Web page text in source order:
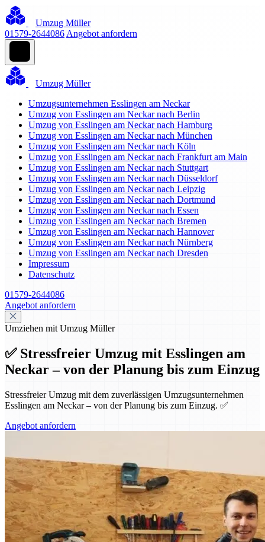
Umzug Müller
01579-2644086 Angebot anfordern
Umzug Müller
Umzugsunternehmen Esslingen am Neckar
Umzug von Esslingen am Neckar nach Berlin
Umzug von Esslingen am Neckar nach Hamburg
Umzug von Esslingen am Neckar nach München
Umzug von Esslingen am Neckar nach Köln
Umzug von Esslingen am Neckar nach Frankfurt am Main
Umzug von Esslingen am Neckar nach Stuttgart
Umzug von Esslingen am Neckar nach Düsseldorf
Umzug von Esslingen am Neckar nach Leipzig
Umzug von Esslingen am Neckar nach Dortmund
Umzug von Esslingen am Neckar nach Essen
Umzug von Esslingen am Neckar nach Bremen
Umzug von Esslingen am Neckar nach Hannover
Umzug von Esslingen am Neckar nach Nürnberg
Umzug von Esslingen am Neckar nach Dresden
Impressum
Datenschutz
01579-2644086
Angebot anfordern
Umziehen mit Umzug Müller
✅ Stressfreier Umzug mit Esslingen am
Neckar – von der Planung bis zum Einzug
Stressfreier Umzug mit dem zuverlässigen Umzugsunternehmen
Esslingen am Neckar – von der Planung bis zum Einzug. ✅
Angebot anfordern